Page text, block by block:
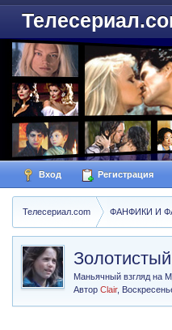
Вход Регистрация
Телесериал.com ФАНФИКИ И
Маньячный взгляд на
АвторClair,